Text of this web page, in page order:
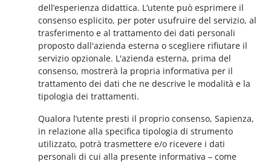
dell’esperienza didattica. L’utente può esprimere il
consenso esplicito, per poter usufruire del servizio, al
trasferimento e al trattamento dei dati personali
proposto dall'azienda esterna o scegliere rifiutare il
servizio opzionale. L'azienda esterna, prima del
consenso, mostrerà la propria informativa per il
trattamento dei dati che ne descrive le modalità e la
tipologia dei trattamenti.
Qualora l’utente presti il proprio consenso, Sapienza,
in relazione alla specifica tipologia di strumento
utilizzato, potrà trasmettere e/o ricevere i dati
personali di cui alla presente informativa – come